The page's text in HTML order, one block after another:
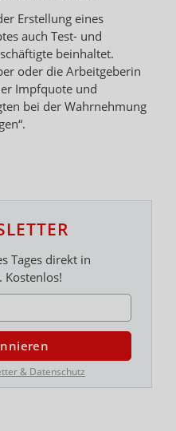
Erstellung eines
auch Test- und
beinhaltet.
oder die Arbeitgeberin
Impfquote und
bei der Wahrnehmung
Tages direkt in
Kostenlos!
& Datenschutz